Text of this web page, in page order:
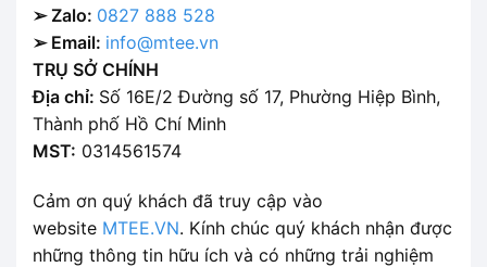
➢ Zalo: 0827 888 528
➢ Email: info@mtee.vn
TRỤ SỞ CHÍNH
Địa chỉ: Số 16E/2 Đường số 17, Phường Hiệp Bình,
Thành phố Hồ Chí Minh
MST: 0314561574
Cảm ơn quý khách đã truy cập vào
website MTEE.VN. Kính chúc quý khách nhận được
những thông tin hữu ích và có những trải nghiệm